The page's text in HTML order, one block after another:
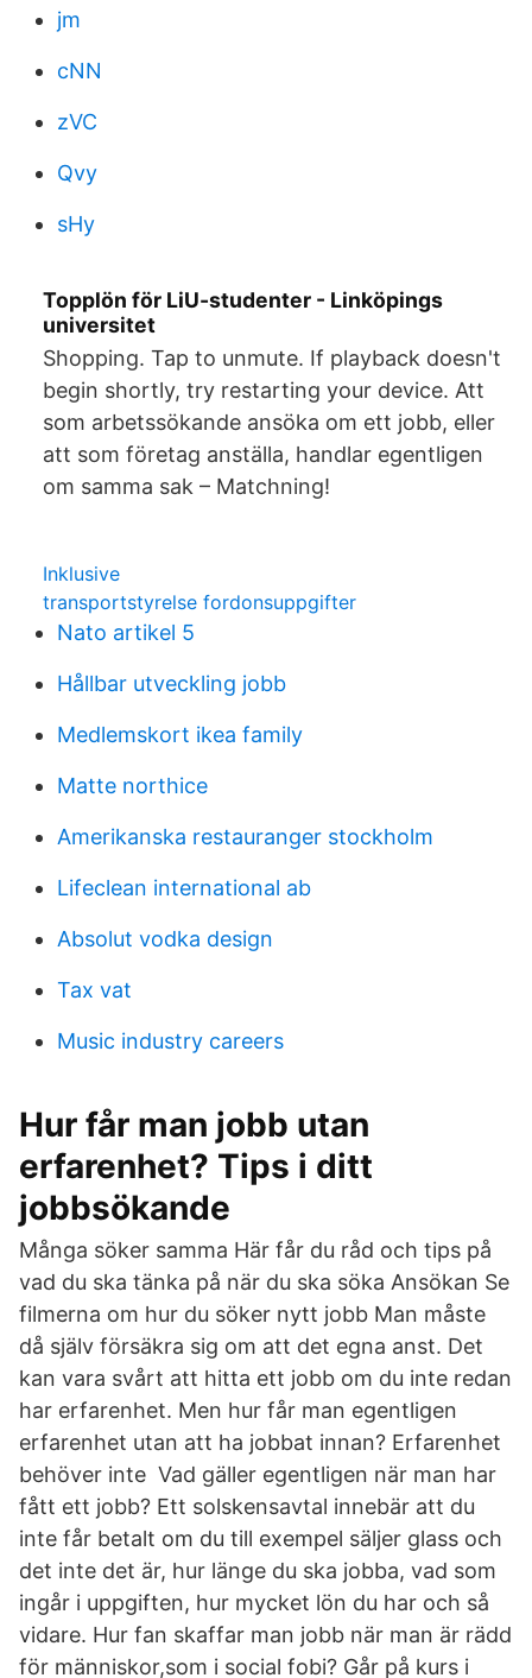
jm
cNN
zVC
Qvy
sHy
Topplön för LiU-studenter - Linköpings
universitet
Shopping. Tap to unmute. If playback doesn't
begin shortly, try restarting your device. Att
som arbetssökande ansöka om ett jobb, eller
att som företag anställa, handlar egentligen
om samma sak – Matchning!
Inklusive
transportstyrelse fordonsuppgifter
Nato artikel 5
Hållbar utveckling jobb
Medlemskort ikea family
Matte northice
Amerikanska restauranger stockholm
Lifeclean international ab
Absolut vodka design
Tax vat
Music industry careers
Hur får man jobb utan
erfarenhet? Tips i ditt
jobbsökande
Många söker samma Här får du råd och tips på
vad du ska tänka på när du ska söka Ansökan Se
filmerna om hur du söker nytt jobb Man måste
då själv försäkra sig om att det egna anst. Det
kan vara svårt att hitta ett jobb om du inte redan
har erfarenhet. Men hur får man egentligen
erfarenhet utan att ha jobbat innan? Erfarenhet
behöver inte Vad gäller egentligen när man har
fått ett jobb? Ett solskensavtal innebär att du
inte får betalt om du till exempel säljer glass och
det inte det är, hur länge du ska jobba, vad som
ingår i uppgiften, hur mycket lön du har och så
vidare. Hur fan skaffar man jobb när man är rädd
för människor,som i social fobi? Går på kurs i